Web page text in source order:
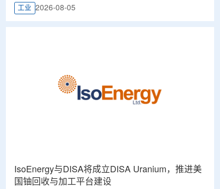
工业 2026-08-05
IsoEnergy与DISA将成立DISA Uranium，推进美
国铀回收与加工平台建设